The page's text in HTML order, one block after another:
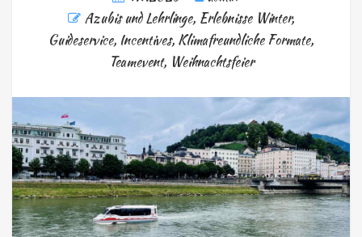
Azubis und Lehrlinge, Erlebnisse Winter,
Guideservice, Incentives, Klimafreundliche Formate,
Teamevent, Weihnachtsfeier